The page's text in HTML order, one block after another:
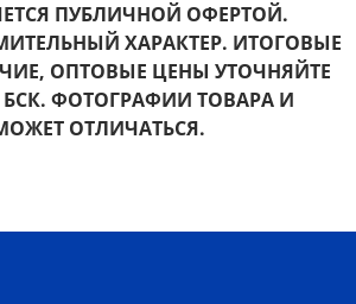
ПУБЛИЧНОЙ ОФЕРТОЙ.
ХАРАКТЕР. ИТОГОВЫЕ
ОПТОВЫЕ ЦЕНЫ УТОЧНЯЙТЕ
ФОТОГРАФИИ ТОВАРА И
ОТЛИЧАТЬСЯ.